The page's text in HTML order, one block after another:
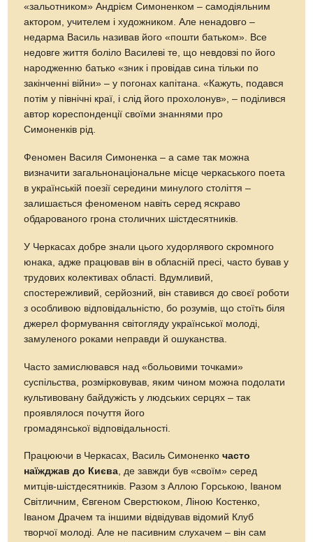
«зальотником» Андрієм Симоненком – самодіяльним
актором, учителем і художником. Але ненадовго –
недарма Василь називав його «пошти батьком». Все
недовге життя боліло Василеві те, що невдовзі по його
народженню батько «зник і провідав сина тільки по
закінченні війни» – у погонах капітана. «Кажуть, подався
потім у північні краї, і слід його прохолонув», – поділився
автор кореспонденції своїми знаннями про
Симоненків рід.
Феномен Василя Симоненка – а саме так можна
визначити загальнонаціональне місце черкаського поета
в українській поезії середини минулого століття –
залишається феноменом навіть серед яскраво
обдарованого грона столичних шістдесятників.
У Черкасах добре знали цього худорлявого скромного
юнака, адже працював він в обласній пресі, часто бував у
трудових колективах області. Вдумливий,
спостережливий, серйозний, він ставився до своєї роботи
з особливою відповідальністю, бо розумів, що стоїть біля
джерел формування світогляду української молоді,
замуленого роками неправди й ошуканства.
Часто замислювався над «больовими точками»
суспільства, розмірковував, яким чином можна подолати
культивовану байдужість у людських серцях – так
проявлялося почуття його
громадянської відповідальності.
Працюючи в Черкасах, Василь Симоненкочасто
наїжджав до Києва, де завжди був «своїм» серед
митців-шістдесятників. Разом з Аллою Горською, Іваном
Світличним, Євгеном Сверстюком, Ліною Костенко,
Іваном Драчем та іншими відвідував відомий Клуб
творчої молоді. Але не пасивним слухачем – він сам